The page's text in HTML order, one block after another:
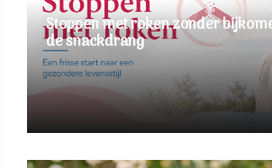
Stoppen met roken zonder
de snackdrang